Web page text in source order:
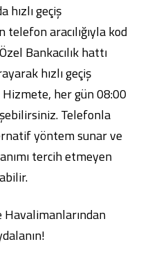
hızlı geçiş
aracılığıyla kod
Bankacılık hattı
hızlı geçiş
her gün 08:00
Telefonla
yöntem sunar ve
tercih etmeyen
Havalimanlarından